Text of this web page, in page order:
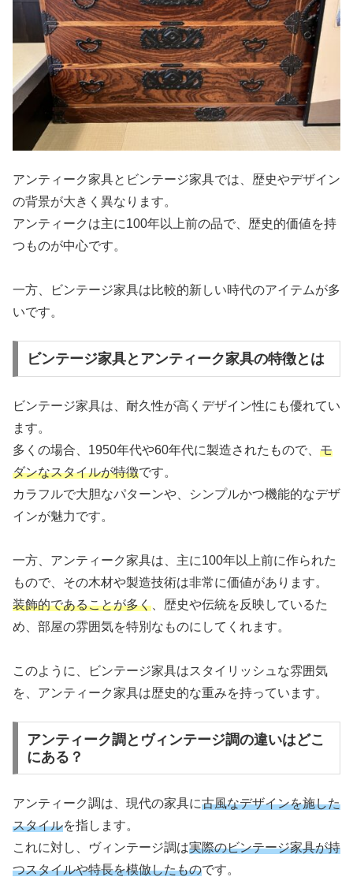
アンティーク家具とビンテージ家具では、歴史やデザイン
の背景が大きく異なります。
アンティークは主に100年以上前の品で、歴史的価値を持
つものが中心です。
一方、ビンテージ家具は比較的新しい時代のアイテムが多
いです。
ビンテージ家具とアンティーク家具の特徴とは
ビンテージ家具は、耐久性が高くデザイン性にも優れてい
ます。
多くの場合、1950年代や60年代に製造されたもので、 モ
ダンなスタイルが特徴です。
カラフルで大胆なパターンや、シンプルかつ機能的なデザ
インが魅力です。
一方、アンティーク家具は、主に100年以上前に作られた
もので、その木材や製造技術は非常に価値があります。
装飾的であることが多く 、歴史や伝統を反映しているた
め、部屋の雰囲気を特別なものにしてくれます。
このように、ビンテージ家具はスタイリッシュな雰囲気
を、アンティーク家具は歴史的な重みを持っています。
アンティーク調とヴィンテージ調の違いはどこ
にある？
アンティーク調は、現代の家具に古風なデザインを施した
スタイルを指します。
これに対し、ヴィンテージ調は実際のビンテージ家具が持
つスタイルや特長を模倣したものです。